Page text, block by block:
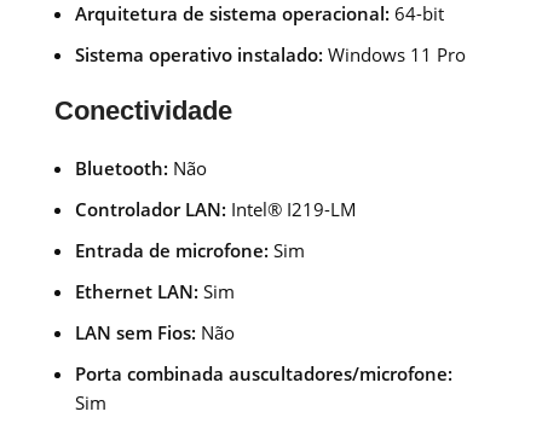
Arquitetura de sistema operacional: 64-bit
Sistema operativo instalado: Windows 11 Pro
Conectividade
Bluetooth: Não
Controlador LAN: Intel® I219-LM
Entrada de microfone: Sim
Ethernet LAN: Sim
LAN sem Fios: Não
Porta combinada auscultadores/microfone:
Sim